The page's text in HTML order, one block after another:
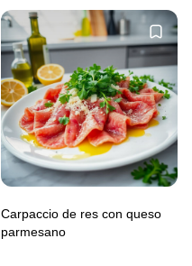
Carpaccio de res con queso
parmesano